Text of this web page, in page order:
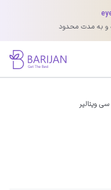
و به مدت محدود
ویتالیر